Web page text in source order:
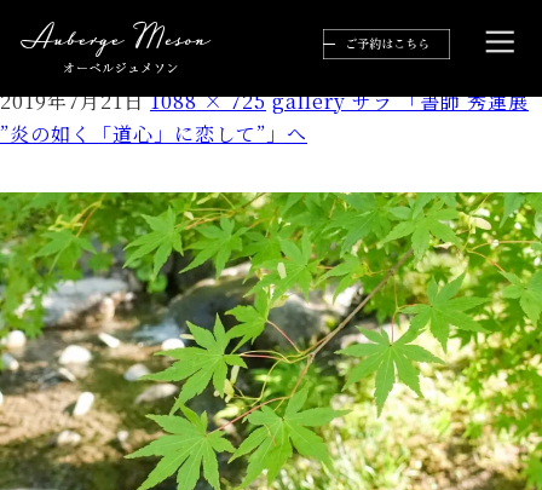
lrg_dsc00979.jpg
2019年7月21日 1088 × 725 gallery サラ 「書師 秀蓮展
”炎の如く「道心」に恋して”」へ